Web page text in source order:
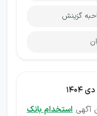
گزینش
آگهیاستخدام بانک